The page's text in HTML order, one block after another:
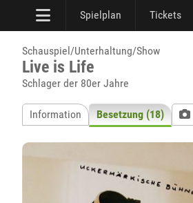
Spielplan Tickets
Schauspiel/Unterhaltung/Show
Live is Life
Schlager der 80er Jahre
Information Besetzung (18)